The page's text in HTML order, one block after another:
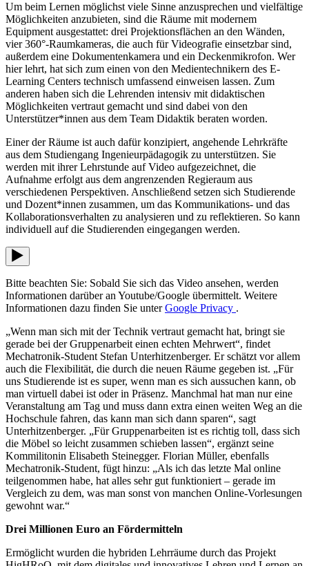
Um beim Lernen möglichst viele Sinne anzusprechen und vielfältige
Möglichkeiten anzubieten, sind die Räume mit modernem
Equipment ausgestattet: drei Projektionsflächen an den Wänden,
vier 360°-Raumkameras, die auch für Videografie einsetzbar sind,
außerdem eine Dokumentenkamera und ein Deckenmikrofon. Wer
hier lehrt, hat sich zum einen von den Medientechnikern des E-
Learning Centers technisch umfassend einweisen lassen. Zum
anderen haben sich die Lehrenden intensiv mit didaktischen
Möglichkeiten vertraut gemacht und sind dabei von den
Unterstützer*innen aus dem Team Didaktik beraten worden.
Einer der Räume ist auch dafür konzipiert, angehende Lehrkräfte
aus dem Studiengang Ingenieurpädagogik zu unterstützen. Sie
werden mit ihrer Lehrstunde auf Video aufgezeichnet, die
Aufnahme erfolgt aus dem angrenzenden Regieraum aus
verschiedenen Perspektiven. Anschließend setzen sich Studierende
und Dozent*innen zusammen, um das Kommunikations- und das
Kollaborationsverhalten zu analysieren und zu reflektieren. So kann
individuell auf die Studierenden eingegangen werden.
Bitte beachten Sie: Sobald Sie sich das Video ansehen, werden
Informationen darüber an Youtube/Google übermittelt. Weitere
Informationen dazu finden Sie unterGoogle Privacy .
„Wenn man sich mit der Technik vertraut gemacht hat, bringt sie
gerade bei der Gruppenarbeit einen echten Mehrwert“, findet
Mechatronik-Student Stefan Unterhitzenberger. Er schätzt vor allem
auch die Flexibilität, die durch die neuen Räume gegeben ist. „Für
uns Studierende ist es super, wenn man es sich aussuchen kann, ob
man virtuell dabei ist oder in Präsenz. Manchmal hat man nur eine
Veranstaltung am Tag und muss dann extra einen weiten Weg an die
Hochschule fahren, das kann man sich dann sparen“, sagt
Unterhitzenberger. „Für Gruppenarbeiten ist es richtig toll, dass sich
die Möbel so leicht zusammen schieben lassen“, ergänzt seine
Kommilitonin Elisabeth Steinegger. Florian Müller, ebenfalls
Mechatronik-Student, fügt hinzu: „Als ich das letzte Mal online
teilgenommen habe, hat alles sehr gut funktioniert – gerade im
Vergleich zu dem, was man sonst von manchen Online-Vorlesungen
gewohnt war.“
Drei Millionen Euro an Fördermitteln
Ermöglicht wurden die hybriden Lehrräume durch das Projekt